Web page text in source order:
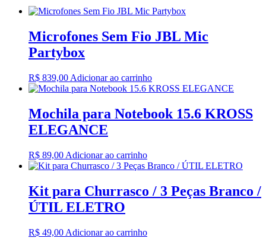
Microfones Sem Fio JBL Mic
Partybox
R$ 839,00 Adicionar ao carrinho
Mochila para Notebook 15.6 KROSS
ELEGANCE
R$ 89,00 Adicionar ao carrinho
Kit para Churrasco / 3 Peças Branco /
ÚTIL ELETRO
R$ 49,00 Adicionar ao carrinho